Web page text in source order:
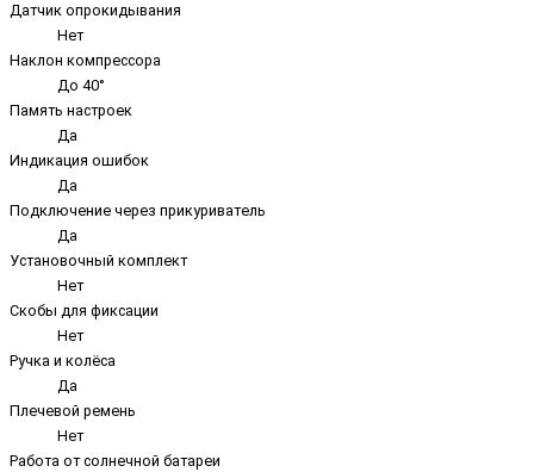
Датчик опрокидывания
Нет
Наклон компрессора
До 40°
Память настроек
Да
Индикация ошибок
Да
Подключение через прикуриватель
Да
Установочный комплект
Нет
Скобы для фиксации
Нет
Ручка и колёса
Да
Плечевой ремень
Нет
Работа от солнечной батареи